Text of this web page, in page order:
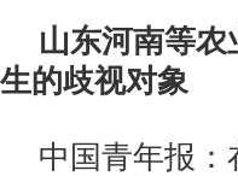
山东河南等
生的歧视对象
中国青年报